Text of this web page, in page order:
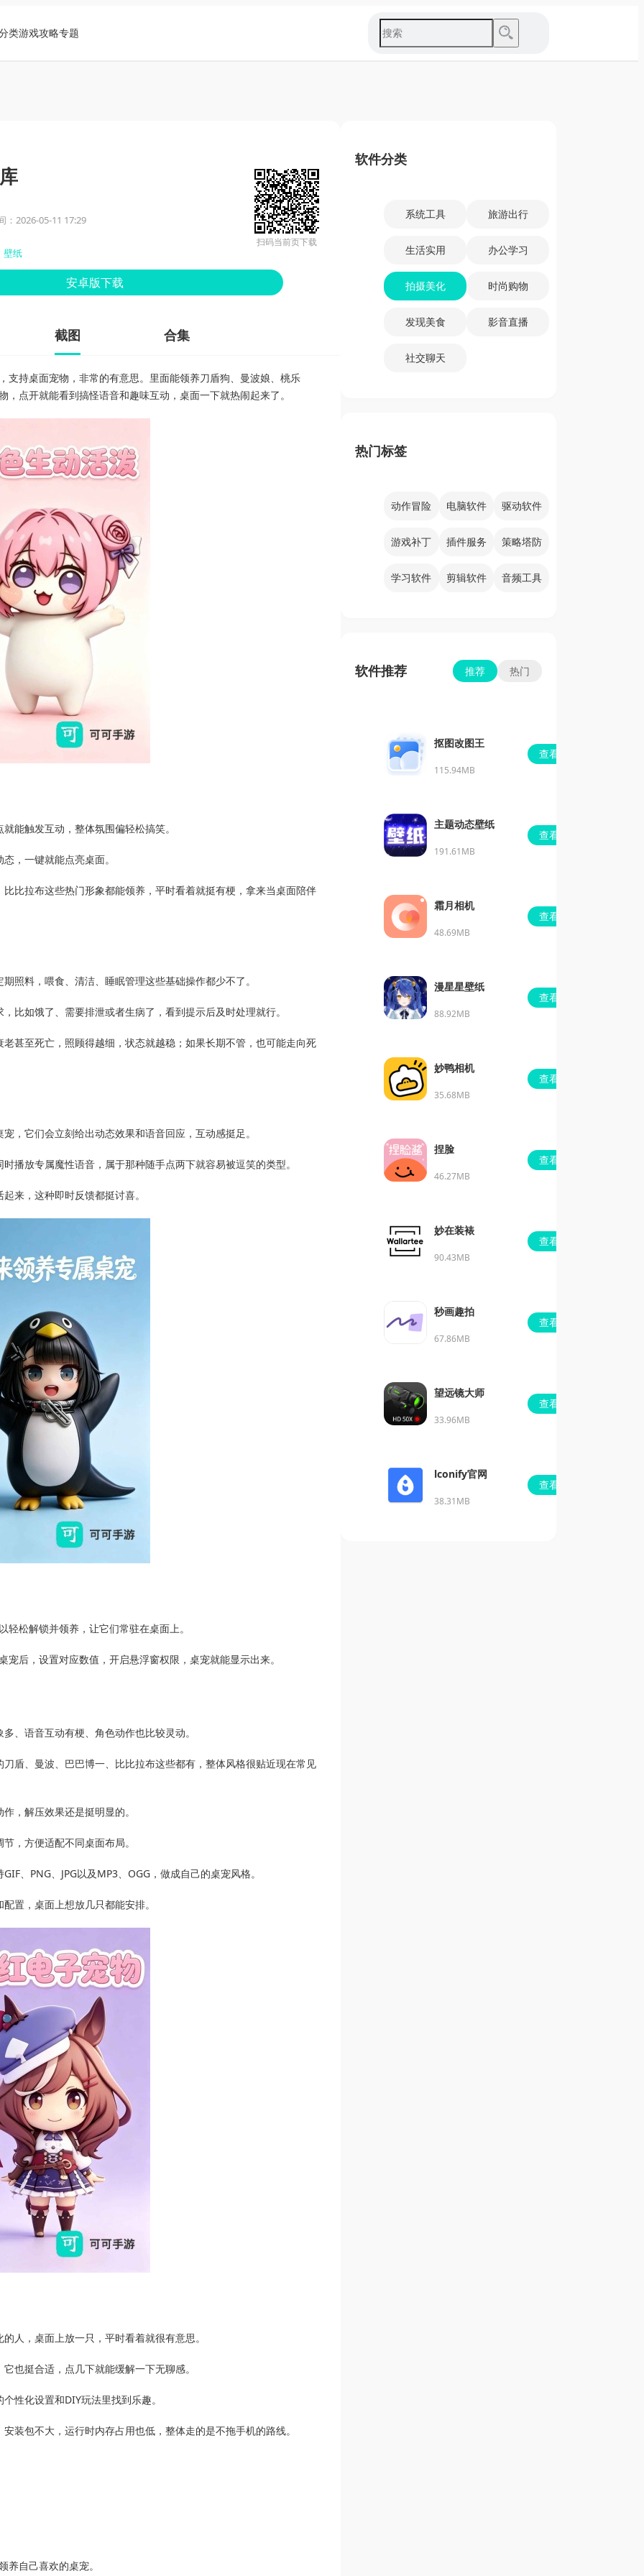
类游戏攻略专题
：2026-05-11 17:29
壁纸
安卓版下载
扫码当前页下载
截图 合集
支持桌面宠物，非常的有意思。里面能领养刀盾狗、曼波娘、桃乐
点开就能看到搞怪语音和趣味互动，桌面一下就热闹起来了。
能触发互动，整体氛围偏轻松搞笑。
，一键就能点亮桌面。
比拉布这些热门形象都能领养，平时看着就挺有梗，拿来当桌面陪伴
照料，喂食、清洁、睡眠管理这些基础操作都少不了。
比如饿了、需要排泄或者生病了，看到提示后及时处理就行。
甚至死亡，照顾得越细，状态就越稳；如果长期不管，也可能走向死
，它们会立刻给出动态效果和语音回应，互动感挺足。
播放专属魔性语音，属于那种随手点两下就容易被逗笑的类型。
来，这种即时反馈都挺讨喜。
松解锁并领养，让它们常驻在桌面上。
后，设置对应数值，开启悬浮窗权限，桌宠就能显示出来。
、语音互动有梗、角色动作也比较灵动。
盾、曼波、巴巴博一、比比拉布这些都有，整体风格很贴近现在常见
，解压效果还是挺明显的。
，方便适配不同桌面布局。
、PNG、JPG以及MP3、OGG，做成自己的桌宠风格。
置，桌面上想放几只都能安排。
人，桌面上放一只，平时看着就很有意思。
也挺合适，点几下就能缓解一下无聊感。
性化设置和DIY玩法里找到乐趣。
装包不大，运行时内存占用也低，整体走的是不拖手机的路线。
自己喜欢的桌宠。
软件分类
系统工具 旅游出行
生活实用 办公学习
拍摄美化 时尚购物
发现美食 影音直播
社交聊天
热门标签
动作冒险 电脑软件 驱动软件
游戏补丁 插件服务 策略塔防
学习软件 剪辑软件 音频工具
软件推荐 推荐 热门
抠图改图王
115.94MB
查看
主题动态壁纸
191.61MB
查看
霜月相机
48.69MB
查看
漫星星壁纸
88.92MB
查看
妙鸭相机
35.68MB
查看
捏脸
46.27MB
查看
妙在装裱
90.43MB
查看
秒画趣拍
67.86MB
查看
望远镜大师
33.96MB
查看
lconify官网
38.31MB
查看